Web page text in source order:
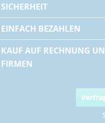
SICHERHEIT
EINFACH BEZAHLEN
KAUF AUF RECHNUNG
FIRMEN